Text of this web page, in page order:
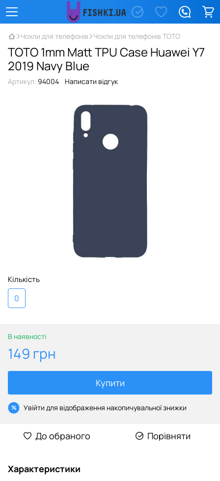
Чохли для телефонів Чохли для телефонів TOTO
TOTO 1mm Matt TPU Case Huawei Y7
2019 Navy Blue
Артикул: 94004 Написати відгук
Кількість
0
В наявності
149 грн
Купити
% Увійти для відображення накопичувальної знижки
До обраного Порівняти
Характеристики